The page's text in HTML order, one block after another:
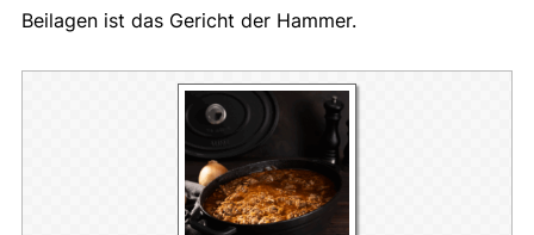
Beilagen ist das Gericht der Hammer.